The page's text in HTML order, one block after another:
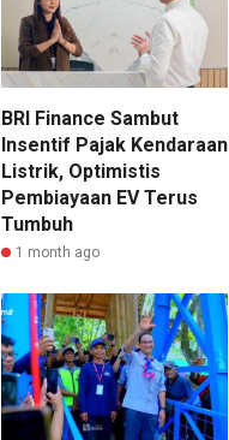
BRI Finance Sambut
Insentif Pajak Kendaraan
Listrik, Optimistis
Pembiayaan EV Terus
Tumbuh
1 month ago